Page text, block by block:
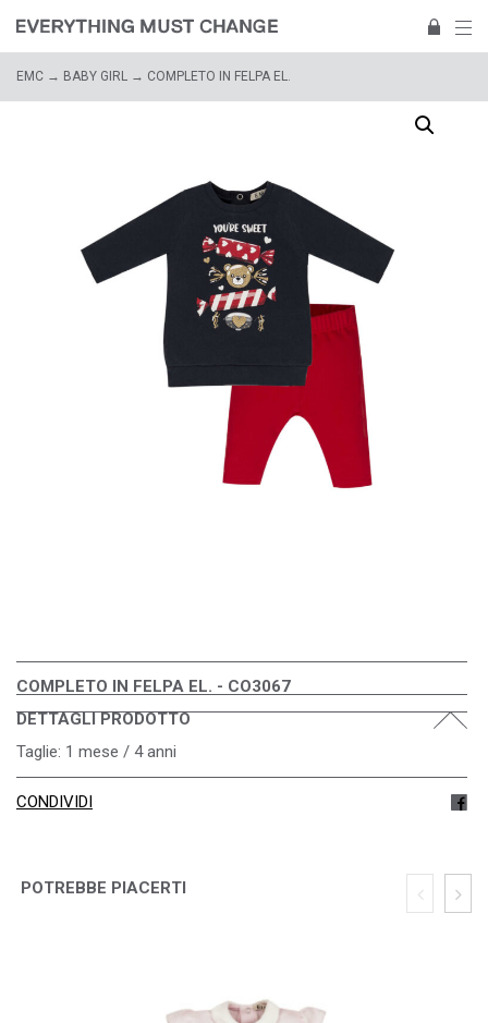
EMC → BABY GIRL → COMPLETO IN FELPA EL.
COMPLETO IN FELPA EL. - CO3067
DETTAGLI PRODOTTO
Taglie: 1 mese / 4 anni
CONDIVIDI
POTREBBE PIACERTI